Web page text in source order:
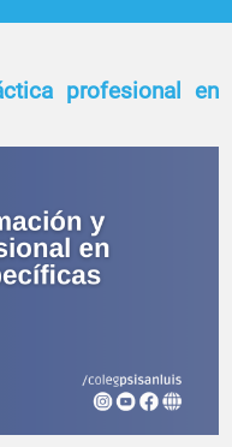
profesional en